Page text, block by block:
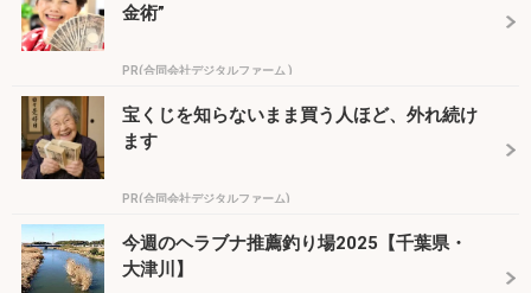
金術”
PR(合同会社デジタルファーム )
宝くじを知らないまま買う人ほど、外れ続け
ます
PR(合同会社デジタルファーム)
今週のヘラブナ推薦釣り場2025【千葉県・
大津川】